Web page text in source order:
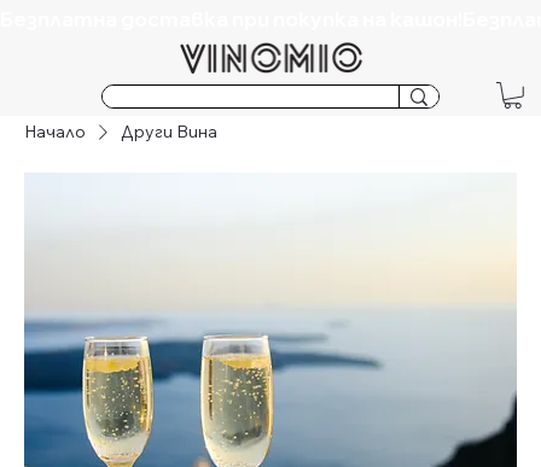
Начало Други Вина